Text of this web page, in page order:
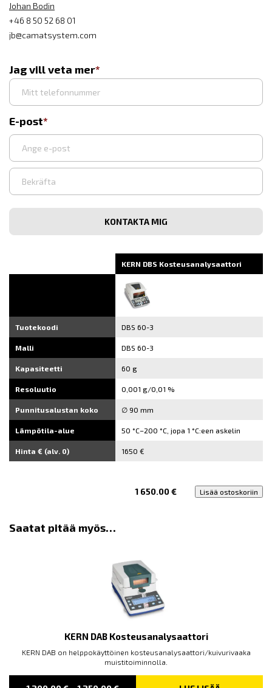
Johan Bodin
+46 8 50 52 68 01
jb@camatsystem.com
Jag vill veta mer
E-post
Syötä
sähköpostiosoite
Vahvista
KERN DBS Kosteusanalysaattori
Tuotekoodi DBS 60-3
Malli DBS 60-3
Kapasiteetti 60 g
Resoluutio 0,001 g/0,01 %
Punnitusalustan koko ∅ 90 mm
Lämpötila-alue 50 °C–200 °C, jopa 1 °C:een askelin
Hinta € (alv. 0) 1650 €
1 650.00€ Lisää ostoskoriin
Saatat pitää myös…
KERN DAB Kosteusanalysaattori
KERN DAB on helppokäyttöinen kosteusanalysaattori/kuivurivaaka
muistitoiminnolla.